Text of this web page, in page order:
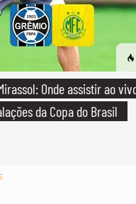
Onde assistir ao
da Copa do Brasil